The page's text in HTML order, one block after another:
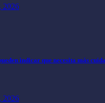
2026
indicar que necesita más
2026